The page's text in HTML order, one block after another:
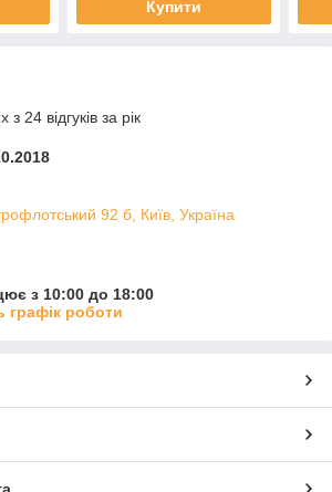
Купити
24 відгуків за рік
92 б, Київ, Україна
з 10:00 до 18:00
графік роботи